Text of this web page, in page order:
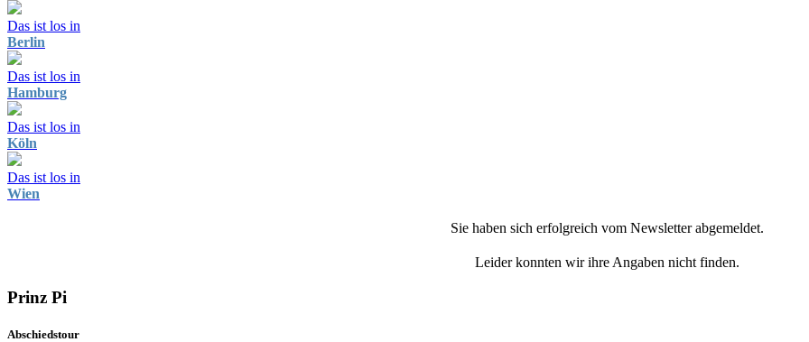
Das ist los in
Berlin
Das ist los in
Hamburg
Das ist los in
Köln
Das ist los in
Wien
Sie haben sich erfolgreich vom Newsletter abgemeldet.
Leider konnten wir ihre Angaben nicht finden.
Prinz Pi
Abschiedstour